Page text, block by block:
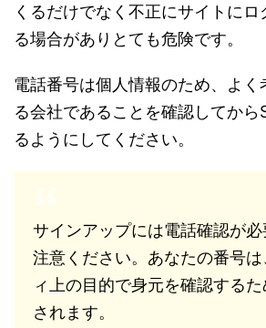
くるだけでなく不正にサイトに
る場合がありとても危険です。
電話番号は個人情報のため、よく
る会社であることを確認してから
るようにしてください。
サインアップには電話確認が
注意ください。あなたの番号
ィ上の目的で身元を確認する
されます。